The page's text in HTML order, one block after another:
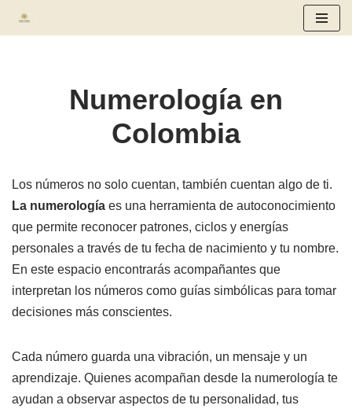
Numerología en
Colombia
Los números no solo cuentan, también cuentan algo de ti.
La numerología es una herramienta de autoconocimiento
que permite reconocer patrones, ciclos y energías
personales a través de tu fecha de nacimiento y tu nombre.
En este espacio encontrarás acompañantes que
interpretan los números como guías simbólicas para tomar
decisiones más conscientes.
Cada número guarda una vibración, un mensaje y un
aprendizaje. Quienes acompañan desde la numerología te
ayudan a observar aspectos de tu personalidad, tus